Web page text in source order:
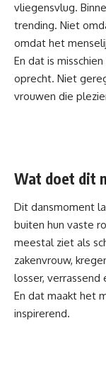
vliegensvlug.
trending. Niet
omdat het
En dat is
oprecht. Niet
vrouwen die
Wat doet dit
Dit dansmoment
buiten hun vaste
meestal ziet als
zakenvrouw,
losser, verrassend
En dat maakt het
inspirerend.